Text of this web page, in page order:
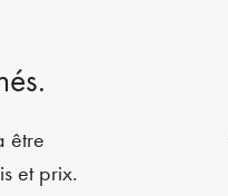
être
et prix.